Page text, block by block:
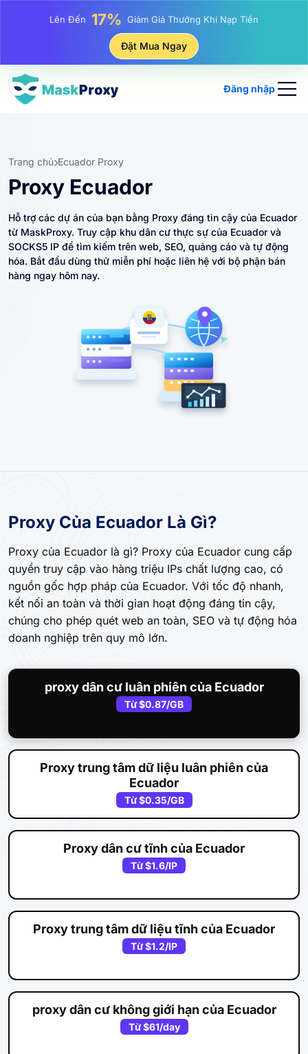
Lên Đến 25% Giảm Giá Khi Mua Hàng IP Tĩnh
Giảm Giá Khi Mua Hàng IP Luân Phiên
Đặt Mua Ngay
Đăng nhập
Trang chủ Ecuador Proxy
Proxy Ecuador
Hỗ trợ các dự án của bạn bằng Proxy đáng tin cậy của Ecuador
từ MaskProxy. Truy cập khu dân cư thực sự của Ecuador và
SOCKS5 IP để tìm kiếm trên web, SEO, quảng cáo và tự động
hóa. Bắt đầu dùng thử miễn phí hoặc liên hệ với bộ phận bán
hàng ngay hôm nay.
Proxy Của Ecuador Là Gì?
Proxy của Ecuador là gì? Proxy của Ecuador cung cấp
quyền truy cập vào hàng triệu IPs chất lượng cao, có
nguồn gốc hợp pháp của Ecuador. Với tốc độ nhanh,
kết nối an toàn và thời gian hoạt động đáng tin cậy,
chúng cho phép quét web an toàn, SEO và tự động hóa
doanh nghiệp trên quy mô lớn.
proxy dân cư luân phiên của Ecuador
Từ$0.87/GB
Proxy trung tâm dữ liệu luân phiên của
Ecuador
Từ$0.35/GB
Proxy dân cư tĩnh của Ecuador
Từ$1.6/IP
Proxy trung tâm dữ liệu tĩnh của Ecuador
Từ$1.2/IP
proxy dân cư không giới hạn của Ecuador
Từ$61/day